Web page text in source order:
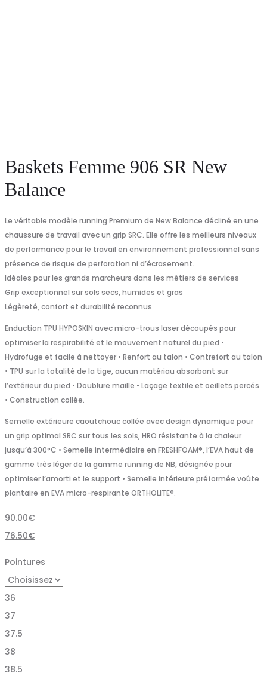
Baskets Femme 906 SR New
Balance
Le véritable modèle running Premium de New Balance décliné en une
chaussure de travail avec un grip SRC. Elle offre les meilleurs niveaux
de performance pour le travail en environnement professionnel sans
présence de risque de perforation ni d’écrasement.
Idéales pour les grands marcheurs dans les métiers de services
Grip exceptionnel sur sols secs, humides et gras
Légèreté, confort et durabilité reconnus
Enduction TPU HYPOSKIN avec micro-trous laser découpés pour
optimiser la respirabilité et le mouvement naturel du pied •
Hydrofuge et facile à nettoyer • Renfort au talon • Contrefort au talon
• TPU sur la totalité de la tige, aucun matériau absorbant sur
l’extérieur du pied • Doublure maille • Laçage textile et oeillets percés
• Construction collée.
Semelle extérieure caoutchouc collée avec design dynamique pour
un grip optimal SRC sur tous les sols, HRO résistante à la chaleur
jusqu’à 300°C • Semelle intermédiaire en FRESHFOAM®, l’EVA haut de
gamme très léger de la gamme running de NB, désignée pour
optimiser l’amorti et le support • Semelle intérieure préformée voûte
plantaire en EVA micro-respirante ORTHOLITE®.
90.00€
76.50€
Pointures
36
37
37.5
38
38.5